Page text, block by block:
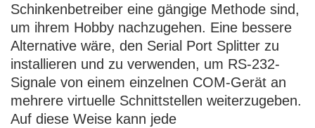
Schinkenbetreiber eine gängige Methode sind,
um ihrem Hobby nachzugehen. Eine bessere
Alternative wäre, den Serial Port Splitter zu
installieren und zu verwenden, um RS-232-
Signale von einem einzelnen COM-Gerät an
mehrere virtuelle Schnittstellen weiterzugeben.
Auf diese Weise kann jede